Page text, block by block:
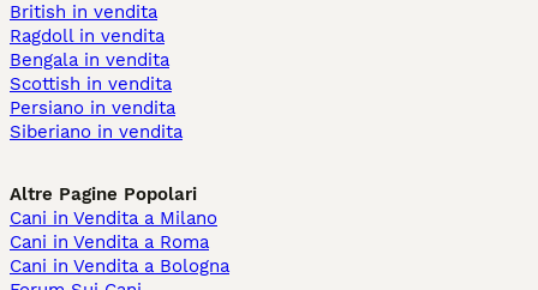
British in vendita
Ragdoll in vendita
Bengala in vendita
Scottish in vendita
Persiano in vendita
Siberiano in vendita
Altre Pagine Popolari
Cani in Vendita a Milano
Cani in Vendita a Roma
Cani in Vendita a Bologna